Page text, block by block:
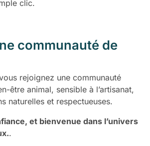
clic.
communauté de
rejoignez une communauté
être animal, sensible à l’artisanat,
naturelles et respectueuses.
et bienvenue dans l’univers
.